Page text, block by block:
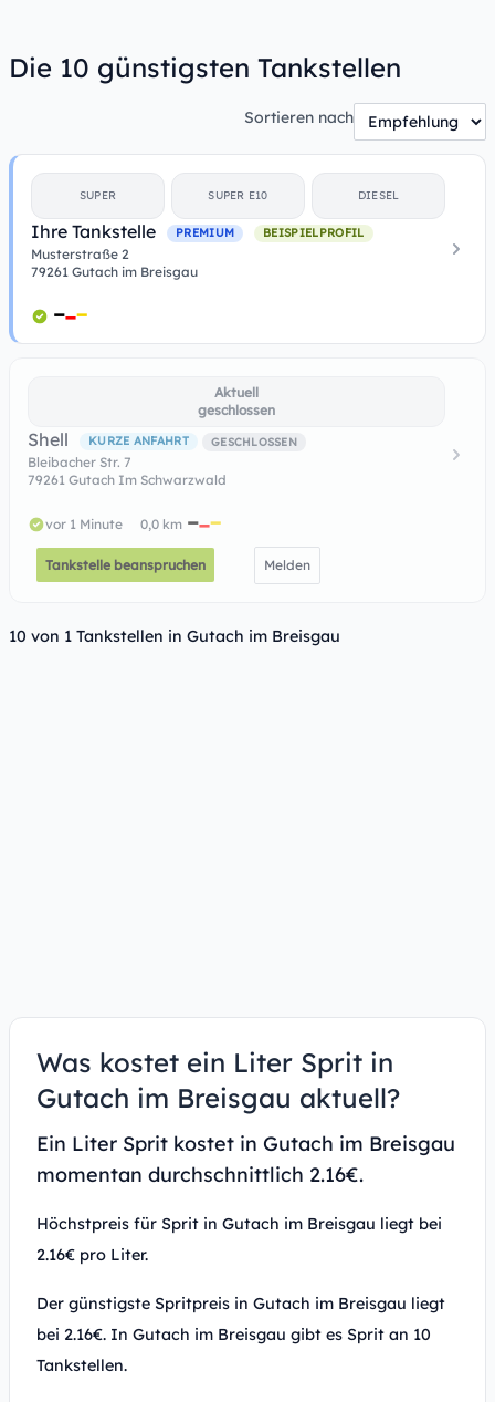
Die 10 günstigsten Tankstellen
Sortieren nach
SUPER SUPER E10 DIESEL
Ihre Tankstelle PREMIUM BEISPIELPROFIL
Musterstraße 2
79261 Gutach im Breisgau
Aktuell
geschlossen
Shell KURZE ANFAHRT GESCHLOSSEN
Bleibacher Str. 7
79261 Gutach Im Schwarzwald
vor 1 Minute 0,0 km
Tankstelle beanspruchen Melden
10 von 1 Tankstellen in Gutach im Breisgau
Was kostet ein Liter Sprit in
Gutach im Breisgau aktuell?
Ein Liter Sprit kostet in Gutach im Breisgau
momentan durchschnittlich 2.16€.
Höchstpreis für Sprit in Gutach im Breisgau liegt bei
2.16€ pro Liter.
Der günstigste Spritpreis in Gutach im Breisgau liegt
bei 2.16€. In Gutach im Breisgau gibt es Sprit an 10
Tankstellen.